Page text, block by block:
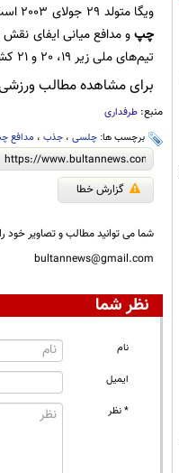
ویگا متولد 29 جولای 2003 است و 17 روز دیگر 21 ساله خواهد شد. او قد 190 سانتی‌متری دارد و می‌تواند در پست‌های هافبک دفاعی،
چپو مدافع میانی ایفای نقش
تیم‌های ملی زیر 19، 20 و 21 کشورش نیز بازی کرده است. ویگا در 26 بازی برای بازل نیز آمار 2 گل و 1 پاس گل را به ثبت رساند.
برای مشاهده مطالب ورزشی
منبع: طرفداری
برچسب ها: چلسی، جذب، مدافع
گزارش خطا
شما می توانید مطالب و تصاویر خود
bultannews@gmail.com
نظر شما
نام
ایمیل
* نظر